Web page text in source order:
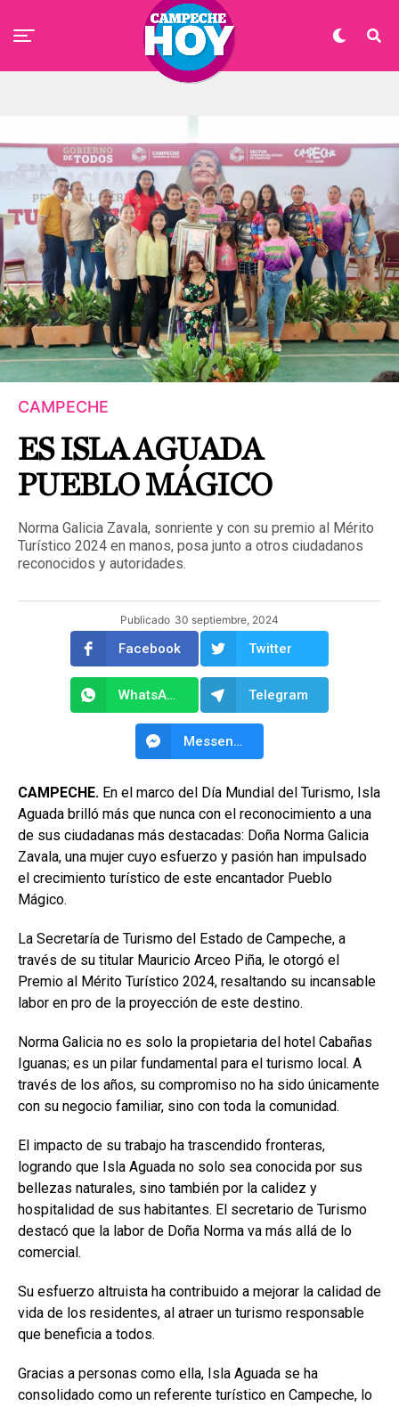
CAMPECHE
ES ISLA AGUADA
PUEBLO MÁGICO
Norma Galicia Zavala, sonriente y con su premio al Mérito
Turístico 2024 en manos, posa junto a otros ciudadanos
reconocidos y autoridades.
Publicado 30 septiembre, 2024
Facebook Twitter
WhatsApp Telegram
Messenger
CAMPECHE. En el marco del Día Mundial del Turismo, Isla
Aguada brilló más que nunca con el reconocimiento a una
de sus ciudadanas más destacadas: Doña Norma Galicia
Zavala, una mujer cuyo esfuerzo y pasión han impulsado
el crecimiento turístico de este encantador Pueblo
Mágico.
La Secretaría de Turismo del Estado de Campeche, a
través de su titular Mauricio Arceo Piña, le otorgó el
Premio al Mérito Turístico 2024, resaltando su incansable
labor en pro de la proyección de este destino.
Norma Galicia no es solo la propietaria del hotel Cabañas
Iguanas; es un pilar fundamental para el turismo local. A
través de los años, su compromiso no ha sido únicamente
con su negocio familiar, sino con toda la comunidad.
El impacto de su trabajo ha trascendido fronteras,
logrando que Isla Aguada no solo sea conocida por sus
bellezas naturales, sino también por la calidez y
hospitalidad de sus habitantes. El secretario de Turismo
destacó que la labor de Doña Norma va más allá de lo
comercial.
Su esfuerzo altruista ha contribuido a mejorar la calidad de
vida de los residentes, al atraer un turismo responsable
que beneficia a todos.
Gracias a personas como ella, Isla Aguada se ha
consolidado como un referente turístico en Campeche, lo